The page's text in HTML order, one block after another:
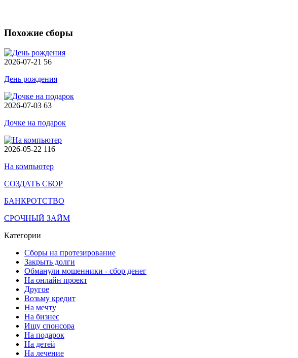
Похожие сборы
2026-07-21 56
День рождения
2026-07-03 63
Дочке на подарок
2026-05-22 116
На компьютер
СОЗДАТЬ СБОР
БАНКРОТСТВО
СРОЧНЫЙ ЗАЙМ
Категории
Сборы на протезирование
Закрыть долги
Обманули мошенники - сбор денег
На онлайн проект
Другое
Возьму кредит
На мечту
На бизнес
Ищу спонсора
На подарок
На детей
На лечение